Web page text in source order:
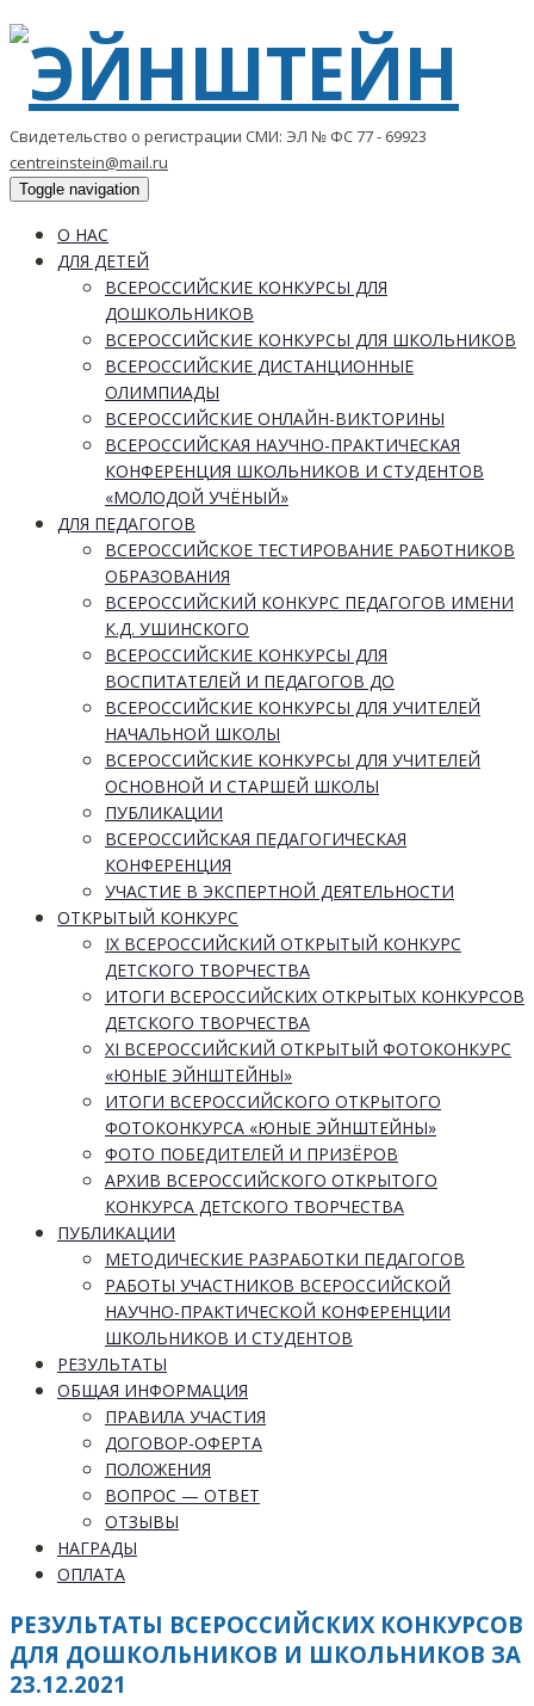
Свидетельство о регистрации СМИ: ЭЛ № ФС 77 - 69923
centreinstein@mail.ru
Toggle navigation
О НАС
ДЛЯ ДЕТЕЙ
ВСЕРОССИЙСКИЕ КОНКУРСЫ ДЛЯ
ДОШКОЛЬНИКОВ
ВСЕРОССИЙСКИЕ КОНКУРСЫ ДЛЯ ШКОЛЬНИКОВ
ВСЕРОССИЙСКИЕ ДИСТАНЦИОННЫЕ
ОЛИМПИАДЫ
ВСЕРОССИЙСКИЕ ОНЛАЙН-ВИКТОРИНЫ
ВСЕРОССИЙСКАЯ НАУЧНО-ПРАКТИЧЕСКАЯ
КОНФЕРЕНЦИЯ ШКОЛЬНИКОВ И СТУДЕНТОВ
«МОЛОДОЙ УЧЁНЫЙ»
ДЛЯ ПЕДАГОГОВ
ВСЕРОССИЙСКОЕ ТЕСТИРОВАНИЕ РАБОТНИКОВ
ОБРАЗОВАНИЯ
ВСЕРОССИЙСКИЙ КОНКУРС ПЕДАГОГОВ ИМЕНИ
К.Д. УШИНСКОГО
ВСЕРОССИЙСКИЕ КОНКУРСЫ ДЛЯ
ВОСПИТАТЕЛЕЙ И ПЕДАГОГОВ ДО
ВСЕРОССИЙСКИЕ КОНКУРСЫ ДЛЯ УЧИТЕЛЕЙ
НАЧАЛЬНОЙ ШКОЛЫ
ВСЕРОССИЙСКИЕ КОНКУРСЫ ДЛЯ УЧИТЕЛЕЙ
ОСНОВНОЙ И СТАРШЕЙ ШКОЛЫ
ПУБЛИКАЦИИ
ВСЕРОССИЙСКАЯ ПЕДАГОГИЧЕСКАЯ
КОНФЕРЕНЦИЯ
УЧАСТИЕ В ЭКСПЕРТНОЙ ДЕЯТЕЛЬНОСТИ
ОТКРЫТЫЙ КОНКУРС
IX ВСЕРОССИЙСКИЙ ОТКРЫТЫЙ КОНКУРС
ДЕТСКОГО ТВОРЧЕСТВА
ИТОГИ ВСЕРОССИЙСКИХ ОТКРЫТЫХ КОНКУРСОВ
ДЕТСКОГО ТВОРЧЕСТВА
XI ВСЕРОССИЙСКИЙ ОТКРЫТЫЙ ФОТОКОНКУРС
«ЮНЫЕ ЭЙНШТЕЙНЫ»
ИТОГИ ВСЕРОССИЙСКОГО ОТКРЫТОГО
ФОТОКОНКУРСА «ЮНЫЕ ЭЙНШТЕЙНЫ»
ФОТО ПОБЕДИТЕЛЕЙ И ПРИЗЁРОВ
АРХИВ ВСЕРОССИЙСКОГО ОТКРЫТОГО
КОНКУРСА ДЕТСКОГО ТВОРЧЕСТВА
ПУБЛИКАЦИИ
МЕТОДИЧЕСКИЕ РАЗРАБОТКИ ПЕДАГОГОВ
РАБОТЫ УЧАСТНИКОВ ВСЕРОССИЙСКОЙ
НАУЧНО-ПРАКТИЧЕСКОЙ КОНФЕРЕНЦИИ
ШКОЛЬНИКОВ И СТУДЕНТОВ
РЕЗУЛЬТАТЫ
ОБЩАЯ ИНФОРМАЦИЯ
ПРАВИЛА УЧАСТИЯ
ДОГОВОР-ОФЕРТА
ПОЛОЖЕНИЯ
ВОПРОС — ОТВЕТ
ОТЗЫВЫ
НАГРАДЫ
ОПЛАТА
РЕЗУЛЬТАТЫ ВСЕРОССИЙСКИХ КОНКУРСОВ
ДЛЯ ДОШКОЛЬНИКОВ И ШКОЛЬНИКОВ ЗА
23.12.2021